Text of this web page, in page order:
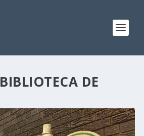
BIBLIOTECA DE